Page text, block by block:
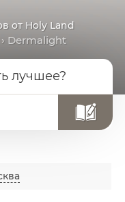
от Holy Land
› Dermalight
лучшее?